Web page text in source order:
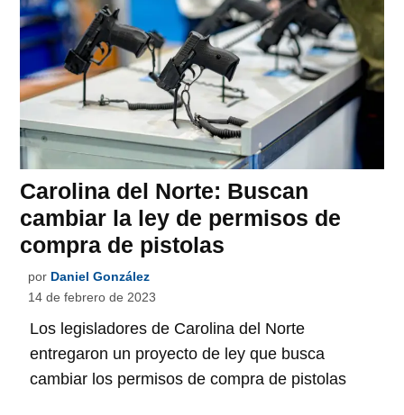
Carolina del Norte: Buscan
cambiar la ley de permisos de
compra de pistolas
por Daniel González
14 de febrero de 2023
Los legisladores de Carolina del Norte
entregaron un proyecto de ley que busca
cambiar los permisos de compra de pistolas